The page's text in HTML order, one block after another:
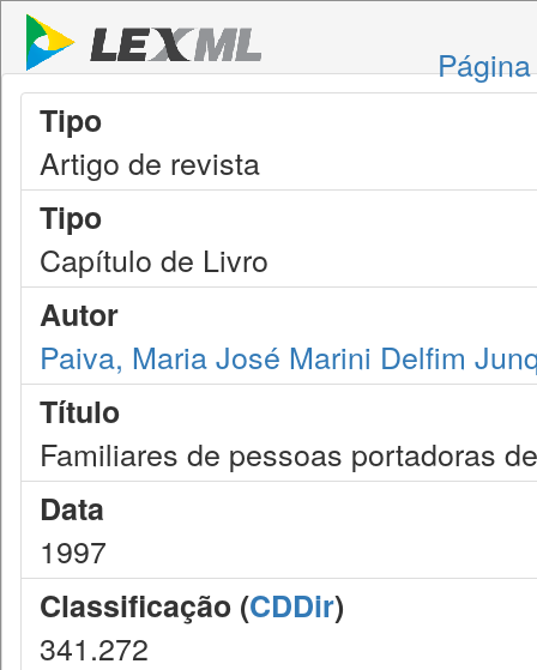
Tipo
Artigo de revista
Tipo
Capítulo de Livro
Autor
Paiva, Maria José Marini Delfim
Título
Familiares de pessoas portadoras
Data
1997
Classificação (CDDir)
341.272